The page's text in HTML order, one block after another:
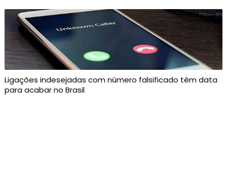
Ligações indesejadas com número falsificado têm data
para acabar no Brasil